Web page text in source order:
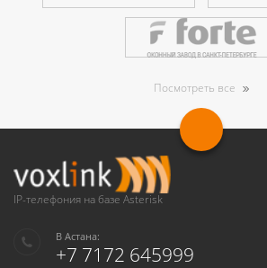
Посмотреть все
IP-телефония на базе Asterisk
В Астана:
+7 7172 645999